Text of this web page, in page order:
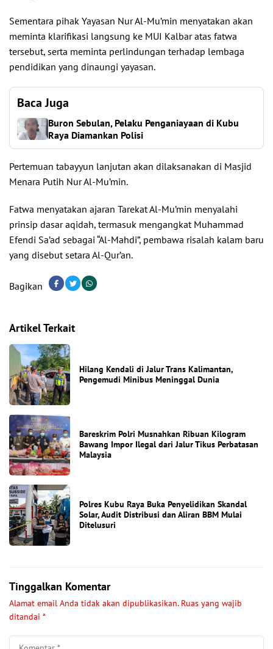
Sementara pihak Yayasan Nur Al-Mu’min menyatakan akan
meminta klarifikasi langsung ke MUI Kalbar atas fatwa
tersebut, serta meminta perlindungan terhadap lembaga
pendidikan yang dinaungi yayasan.
Baca Juga
Buron Sebulan, Pelaku Penganiayaan di Kubu
Raya Diamankan Polisi
Pertemuan tabayyun lanjutan akan dilaksanakan di Masjid
Menara Putih Nur Al-Mu’min.
Fatwa menyatakan ajaran Tarekat Al-Mu’min menyalahi
prinsip dasar aqidah, termasuk mengangkat Muhammad
Efendi Sa’ad sebagai “Al-Mahdi”, pembawa risalah kalam baru
yang disebut setara Al-Qur’an.
Bagikan
Artikel Terkait
Hilang Kendali di Jalur Trans Kalimantan,
Pengemudi Minibus Meninggal Dunia
Bareskrim Polri Musnahkan Ribuan Kilogram
Bawang Impor Ilegal dari Jalur Tikus Perbatasan
Malaysia
Polres Kubu Raya Buka Penyelidikan Skandal
Solar, Audit Distribusi dan Aliran BBM Mulai
Ditelusuri
Tinggalkan Komentar
Alamat email Anda tidak akan dipublikasikan. Ruas yang wajib
ditandai *